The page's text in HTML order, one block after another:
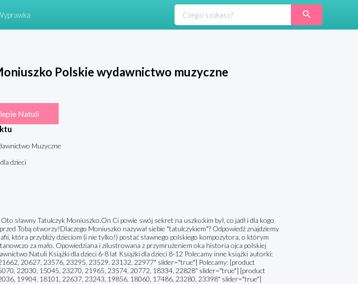
Polskie wydawnictwo muzyczne
Natuli
Muzyczne
dzieci
sławny Tatulczyk Moniuszko.On Ci powie swój sekret na uszko:kim był, co jadł i dla kogo
Tobą otworzy!Dlaczego Moniuszko nazywał siebie "tatulczykiem"? Odpowiedź znajdziemy
która przybliży dzieciom (i nie tylko!) postać sławnego polskiego kompozytora, o którym
za mało. Opowiedziana i zilustrowana z przymrużeniem oka historia ojca polskiej
Natuli Książki dla dzieci 6-8 lat Książki dla dzieci 8-12 Polecamy inne książki autorki:
20627, 23576, 23295, 23529, 23132, 22977" slider="true"] Polecamy: [product
22030, 15045, 23270, 21965, 23574, 20772, 18334, 22828" slider="true"] [product
19904, 18101, 22637, 23243, 19856, 18060, 17486, 23280, 23398" slider="true"]